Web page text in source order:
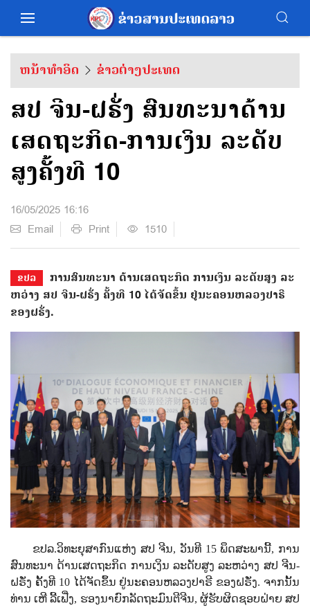
ຫນ້າທຳອິດ ຂ່າວຕ່າງປະເທດ
ສປ ຈີນ-ຝຣັ່ງ ສົນທະນາດ້ານ
ເສດຖະກິດ-ການເງິນ ລະດັບ
ສູງຄັ້ງທີ 10
16/05/2025 16:16
Email
Print 1510
ຂປລ
​ການສົນ​ທະ​ນາ​ ດ້ານ​ເສດ​ຖະ​ກິດ ​ການ​ເງິນ​ ລະ​ດັບ​ສູງ​ ລະ​
ຫວ່າງ​ ສປ ຈີນ-ຝ​ຣັ່ງ​ ຄັ້ງ​ທີ 10 ໄດ້​ຈັດ​ຂຶ້ນ ຢູ່​ນະ​ຄອນຫລວງ​ປາ​ຣີ​
ຂອງ​ຝ​ຣັ່ງ.
ຂປລ.ວິທະຍຸສາກົນແຫ່ງ ສປ ຈີນ, ວັນ​ທີ 15ພຶດ​ສະ​ພາ​ນີ້, ​ການ
ສົນ​ທະ​ນາ​ ດ້ານ​ເສດ​ຖະ​ກິດ ​ການ​ເງິນ​ ລະ​ດັບ​ສູງ ​ລະ​ຫວ່າງ​ ສປ ຈີນ-
ຝ​ຣັ່ງ​ ຄັ້ງ​ທີ10ໄດ້​ຈັດ​ຂຶ້ນ ຢູ່​ນະ​ຄອນຫລວງ​ປາ​ຣີ​ ຂອງ​ຝ​ຣັ່ງ. ຈາກນັ້ນ
ທ່ານ​ ເຫີ ​ລີ້​ເຟີ່ງ, ຮອງ​ນາ​ຍົກ​ລັດ​ຖະ​ມົນ​ຕີ​ຈີນ, ຜູ້​ຮັບ​ຜິດ​ຊອບ​ຝ່າຍ​ ສປ